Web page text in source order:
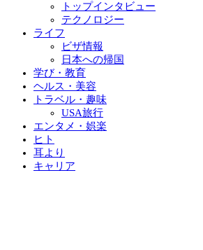
トップインタビュー
テクノロジー
ライフ
ビザ情報
日本への帰国
学び・教育
ヘルス・美容
トラベル・趣味
USA旅行
エンタメ・娯楽
ヒト
耳より
キャリア